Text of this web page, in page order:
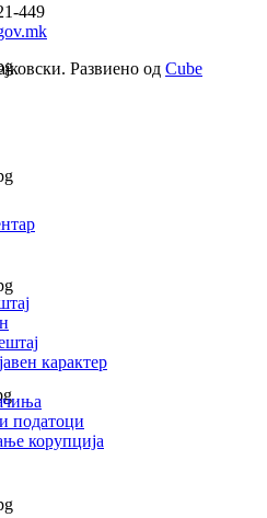
449
Развиено од Cube
карактер
податоци
корупција